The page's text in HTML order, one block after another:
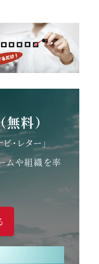
料）
・レター」
ムや組織を率